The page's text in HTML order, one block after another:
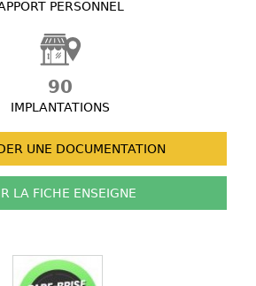
PERSONNEL
90
IMPLANTATIONS
UNE DOCUMENTATION
LA FICHE ENSEIGNE